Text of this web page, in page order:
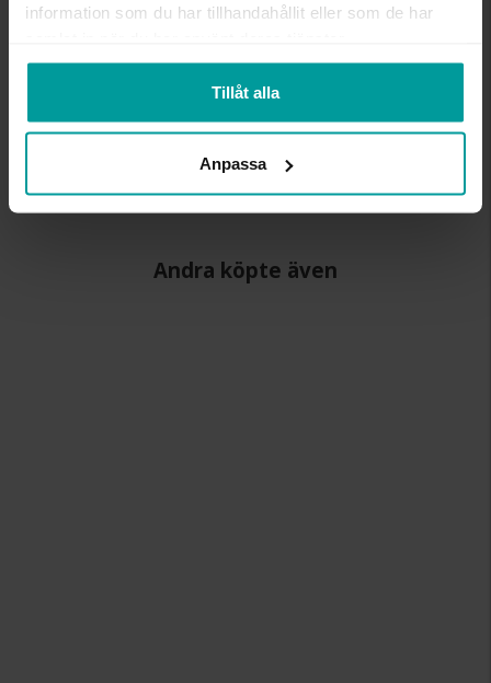
information som du har tillhandahållit eller som de har
Tillåt alla
Anpassa
INFO
0,7-5,49
VARUMÄRKE
Albrekts Guld
Kubisk zirkonia
Andra köpte även